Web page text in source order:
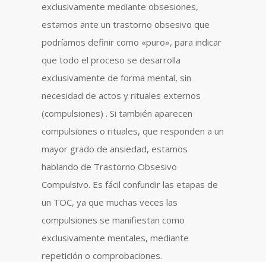
exclusivamente mediante obsesiones,
estamos ante un trastorno obsesivo que
podríamos definir como «puro», para indicar
que todo el proceso se desarrolla
exclusivamente de forma mental, sin
necesidad de actos y rituales externos
(compulsiones) . Si también aparecen
compulsiones o rituales, que responden a un
mayor grado de ansiedad, estamos
hablando de Trastorno Obsesivo
Compulsivo. Es fácil confundir las etapas de
un TOC, ya que muchas veces las
compulsiones se manifiestan como
exclusivamente mentales, mediante
repetición o comprobaciones.